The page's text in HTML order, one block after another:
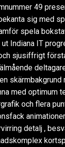
49
sig med
spela
Indiana IT
sjusiffrigt
med optimum
och flera
detalj ,